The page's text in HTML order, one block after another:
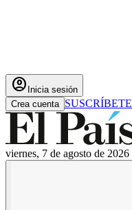
account_circle Inicia sesión
Crea cuenta SUSCRÍBETE
viernes, 7 de agosto de 2026